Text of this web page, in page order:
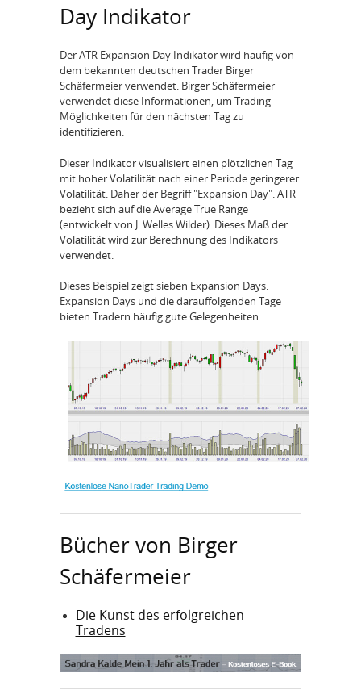
Day Indikator
Der ATR Expansion Day Indikator wird häufig von
dem bekannten deutschen Trader Birger
Schäfermeier verwendet. Birger Schäfermeier
verwendet diese Informationen, um Trading-
Möglichkeiten für den nächsten Tag zu
identifizieren.
Dieser Indikator visualisiert einen plötzlichen Tag
mit hoher Volatilität nach einer Periode geringerer
Volatilität. Daher der Begriff "Expansion Day". ATR
bezieht sich auf die Average True Range
(entwickelt von J. Welles Wilder). Dieses Maß der
Volatilität wird zur Berechnung des Indikators
verwendet.
Dieses Beispiel zeigt sieben Expansion Days.
Expansion Days und die darauffolgenden Tage
bieten Tradern häufig gute Gelegenheiten.
Bücher von Birger
Schäfermeier
Die Kunst des erfolgreichen
Tradens